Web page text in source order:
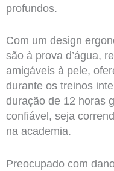
profundos.
Com um design
são à prova d’água,
amigáveis à pele,
durante os treinos
duração de 12 horas
confiável, seja
na academia.
Preocupado com